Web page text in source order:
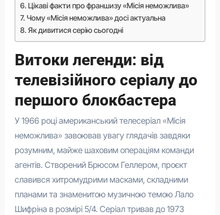
Цікаві факти про франшизу «Місія неможлива»
Чому «Місія неможлива» досі актуальна
Як дивитися серію сьогодні
Витоки легенди: від
телевізійного серіалу до
першого блокбастера
У 1966 році американський телесеріал «Місія
неможлива» завоював увагу глядачів завдяки
розумним, майже шаховим операціям команди
агентів. Створений Брюсом Геллером, проєкт
славився хитромудрими масками, складними
планами та знаменитою музичною темою Лало
Шифріна в розмірі 5/4. Серіал тривав до 1973